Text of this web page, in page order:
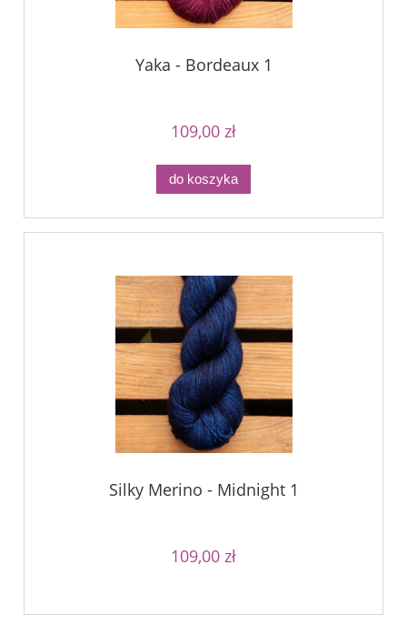
Yaka - Bordeaux 1
109,00 zł
do koszyka
Silky Merino - Midnight 1
109,00 zł